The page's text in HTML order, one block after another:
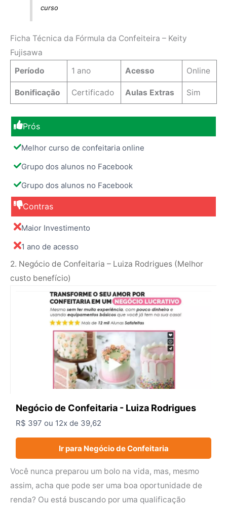
curso
Ficha Técnica da Fórmula da Confeiteira – Keity
Fujisawa
Período
1 ano Acesso Online
Bonificação Certificado Aulas Extras Sim
Prós
Melhor curso de confeitaria online
Grupo dos alunos no Facebook
Grupo dos alunos no Facebook
Contras
Maior Investimento
1 ano de acesso
2. Negócio de Confeitaria – Luiza Rodrigues (Melhor
custo benefício)
Negócio de Confeitaria - Luiza Rodrigues
R$ 397 ou 12x de 39,62
Ir para Negócio de Confeitaria
Você nunca preparou um bolo na vida, mas, mesmo
assim, acha que pode ser uma boa oportunidade de
renda? Ou está buscando por uma qualificação